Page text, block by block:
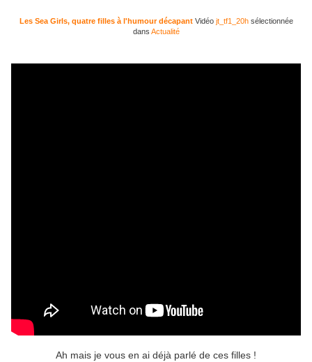
Les Sea Girls, quatre filles à l'humour décapantVidéo jt_tf1_20hsélectionnée
dans Actualité
Ah mais je vous en ai déjà parlé de ces filles !